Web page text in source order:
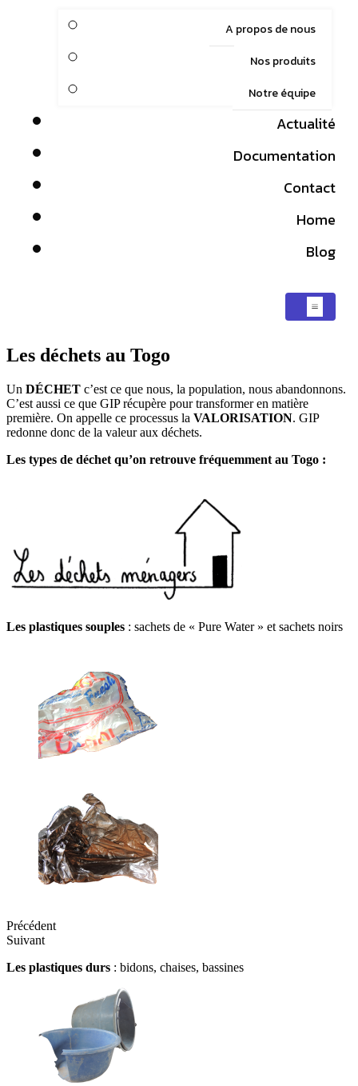
A propos de nous
Nos produits
Notre équipe
Actualité
Documentation
Contact
Home
Blog
Les déchets au Togo
Un DÉCHET c’est ce que nous, la population, nous abandonnons.
C’est aussi ce que GIP récupère pour transformer en matière
première. On appelle ce processus la VALORISATION. GIP
redonne donc de la valeur aux déchets.
Les types de déchet qu’on retrouve fréquemment au Togo :
Les plastiques souples : sachets de « Pure Water » et sachets noirs
Précédent
Suivant
Les plastiques durs : bidons, chaises, bassines